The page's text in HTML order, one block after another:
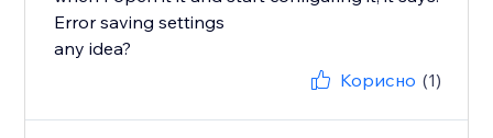
Error saving settings
any idea?
Корисно (1)